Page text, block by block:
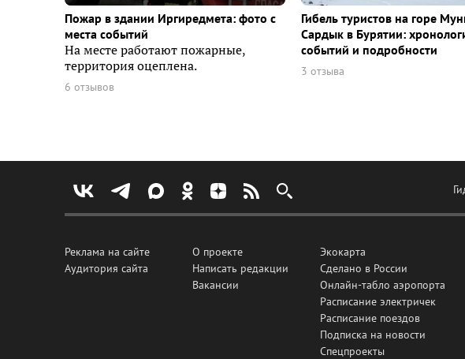
Пожар в здании Иргиредмета: фото с
места событий
На месте работают пожарные,
территория оцеплена.
6 отзывов
Гибель туристов на горе
Сардык в Бурятии:
событий и подробности
3 отзыва
Реклама на сайте
Аудитория сайта
О проекте
Написать редакции
Вакансии
Экокарта
Сделано в России
Онлайн-табло аэропорта
Расписание электричек
Расписание поездов
Подписка на новости
Спецпроекты